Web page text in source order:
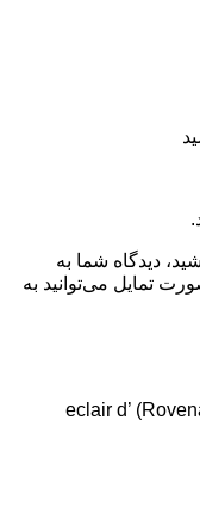
دیدگاه شما به
تمایل می‌توانید به
ادکلن “لانوین اکلت” زنانه 100 میل روونا (Rovena) eclair d’